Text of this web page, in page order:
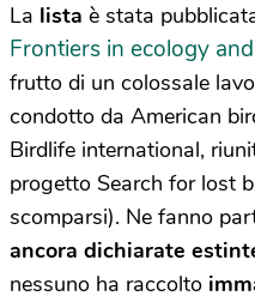
La lista è stata
Frontiers in ecology
frutto di un colossale
condotto da American
Birdlife international,
progetto Search for lost
scomparsi). Ne fanno
ancora dichiarate
nessuno ha raccolto